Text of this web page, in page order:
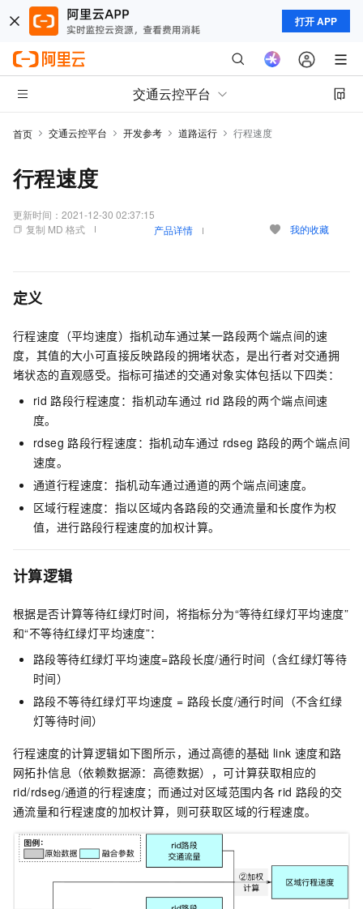
打开 APP
交通云控平台
首页 交通云控平台 开发参考 道路运行 行程速度
行程速度
更新时间： 2021-12-30 02:37:15
复制 MD 格式
产品详情 我的收藏
定义
行程速度（平均速度）指机动车通过某一路段两个端点间的速
度，其值的大小可直接反映路段的拥堵状态，是出行者对交通拥
堵状态的直观感受。指标可描述的交通对象实体包括以下四类：
rid 路段行程速度：指机动车通过 rid 路段的两个端点间速
度。
rdseg 路段行程速度：指机动车通过 rdseg 路段的两个端点间
速度。
通道行程速度：指机动车通过通道的两个端点间速度。
区域行程速度：指以区域内各路段的交通流量和长度作为权
值，进行路段行程速度的加权计算。
计算逻辑
根据是否计算等待红绿灯时间，将指标分为“等待红绿灯平均速度”
和“不等待红绿灯平均速度”：
路段等待红绿灯平均速度=路段长度/通行时间（含红绿灯等待
时间）
路段不等待红绿灯平均速度 = 路段长度/通行时间（不含红绿
灯等待时间）
行程速度的计算逻辑如下图所示，通过高德的基础 link 速度和路
网拓扑信息（依赖数据源：高德数据），可计算获取相应的
rid/rdseg/通道的行程速度；而通过对区域范围内各 rid 路段的交
通流量和行程速度的加权计算，则可获取区域的行程速度。